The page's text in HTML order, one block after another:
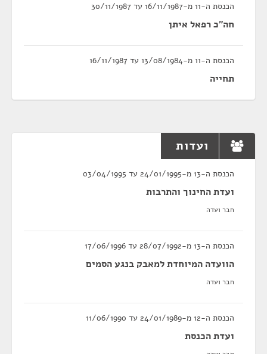
הכנסת ה-11 מ-16/11/1987 עד 30/11/1987
חה"כ רפאל איתן
הכנסת ה-11 מ-13/08/1984 עד 16/11/1987
תחייה
ועדות
הכנסת ה-13 מ-24/01/1995 עד 03/04/1995
ועדת החינוך והתרבות
חבר ועדה
הכנסת ה-13 מ-28/07/1992 עד 17/06/1996
הוועדה המיוחדת למאבק בנגע הסמים
חבר ועדה
הכנסת ה-12 מ-24/01/1989 עד 11/06/1990
ועדת הכנסת